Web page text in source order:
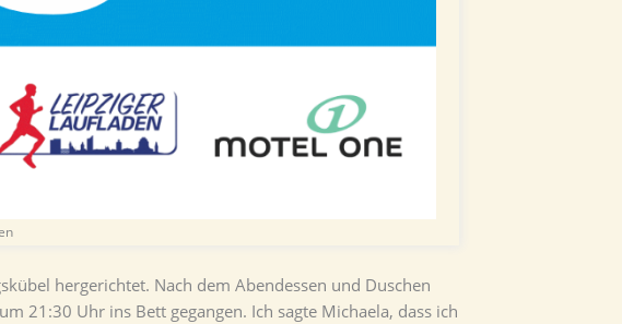
hergerichtet. Nach dem Abendessen und Duschen
21:30 Uhr ins Bett gegangen. Ich sagte Michaela, dass ich